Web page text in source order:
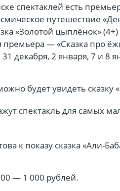
спектаклей есть
путешествие
«Золотой цыплёнок»
премьера — «Сказка про
декабря, 2 января, 7 и 8
будет увидеть
спектакль для самых
к показу сказка «Али-
— 1 000 рублей.